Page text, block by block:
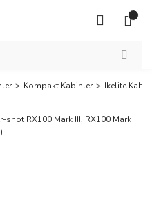
Kompakt Kabinler Ikelite